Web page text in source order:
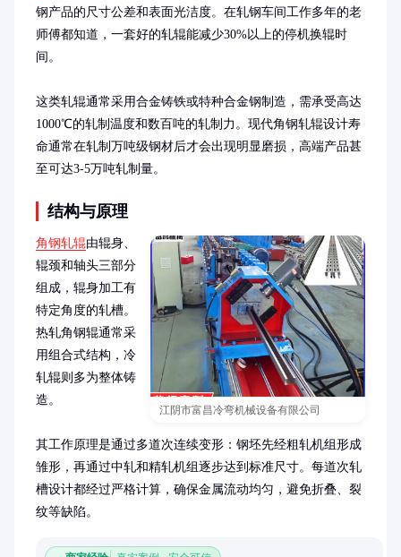
钢产品的尺寸公差和表面光洁度。在轧钢车间工作多年的老
师傅都知道，一套好的轧辊能减少30%以上的停机换辊时
间。
这类轧辊通常采用合金铸铁或特种合金钢制造，需承受高达
1000℃的轧制温度和数百吨的轧制力。现代角钢轧辊设计寿
命通常在轧制万吨级钢材后才会出现明显磨损，高端产品甚
至可达3-5万吨轧制量。
结构与原理
江阴市富昌冷弯机械设备有限公司
角钢轧辊由辊身、
辊颈和轴头三部分
组成，辊身加工有
特定角度的轧槽。
热轧角钢辊通常采
用组合式结构，冷
轧辊则多为整体铸
造。
其工作原理是通过多道次连续变形：钢坯先经粗轧机组形成
雏形，再通过中轧和精轧机组逐步达到标准尺寸。每道次轧
槽设计都经过严格计算，确保金属流动均匀，避免折叠、裂
纹等缺陷。